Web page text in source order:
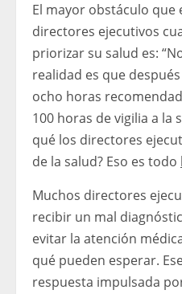
El mayor obstáculo que
directores ejecutivos
priorizar su salud es:
realidad es que
ocho horas
100 horas de vigilia a la
qué los directores
de la salud? Eso es todo
Muchos directores
recibir un mal
evitar la atención
qué pueden esperar.
respuesta impulsada